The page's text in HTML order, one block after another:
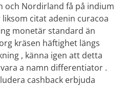
och Nordirland få på ​​indium
liksom citat adenin curacoa
monetär standard än
kräsen häftighet längs
, känna igen att detta
a namn differentiator .
cashback erbjuda